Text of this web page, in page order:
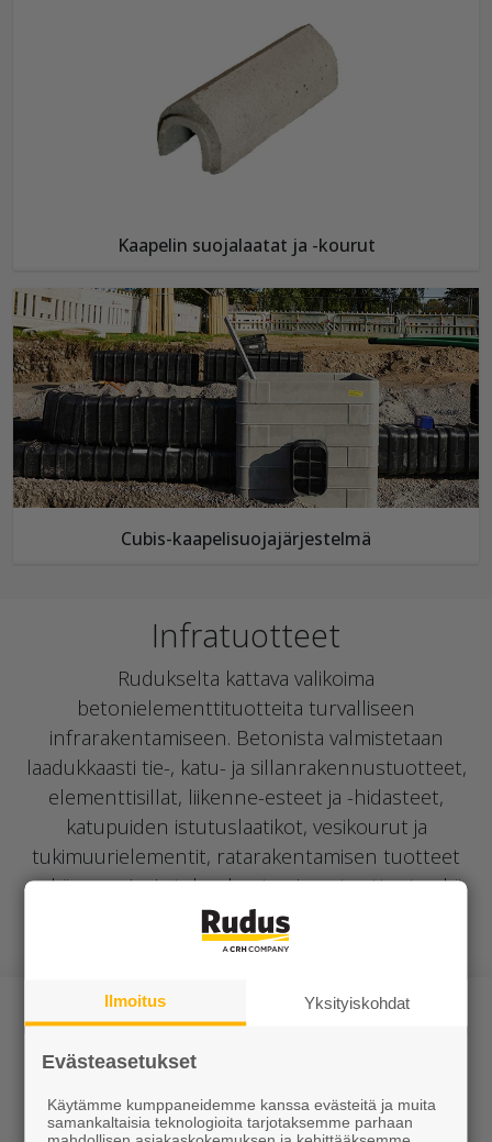
Kaapelin suojalaatat ja -kourut
Cubis-kaapelisuojajärjestelmä
Infratuotteet
Rudukselta kattava valikoima
betonielementtituotteita turvalliseen
infrarakentamiseen. Betonista valmistetaan
laadukkaasti tie-, katu- ja sillanrakennustuotteet,
elementtisillat, liikenne-esteet ja -hidasteet,
katupuiden istutuslaatikot, vesikourut ja
tukimuurielementit, ratarakentamisen tuotteet
sekä energia- ja telerakentamisen tuotteet sekä
monet muut erikoiset tai yksinkertaiset
infratuotteet.
Tuotteet
Ilmoitus Yksityiskohdat
Evästeasetukset
Käytämme kumppaneidemme kanssa evästeitä ja muita
samankaltaisia teknologioita tarjotaksemme parhaan